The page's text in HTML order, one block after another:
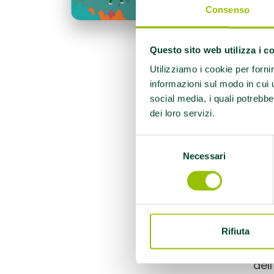
Consenso
Questo sito web utilizza i
Utilizziamo i cookie per
informazioni sul modo in cui
social media, i quali
dei loro servizi.
Necessari
Rifiuta
–
–